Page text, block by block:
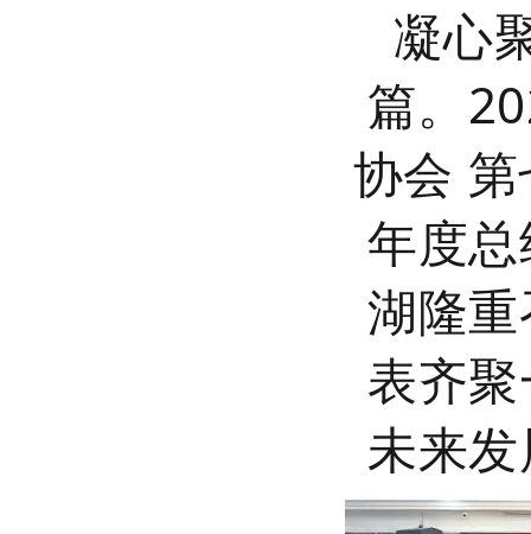
凝心
篇。
协会
年度
湖隆
表齐
未来